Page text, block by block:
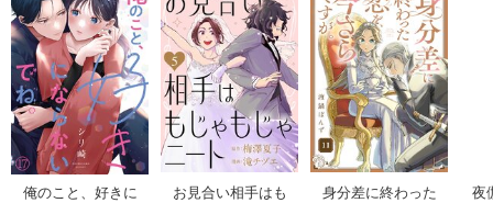
俺のこと、好きに
お見合い相手はも
身分差に終わった
夜